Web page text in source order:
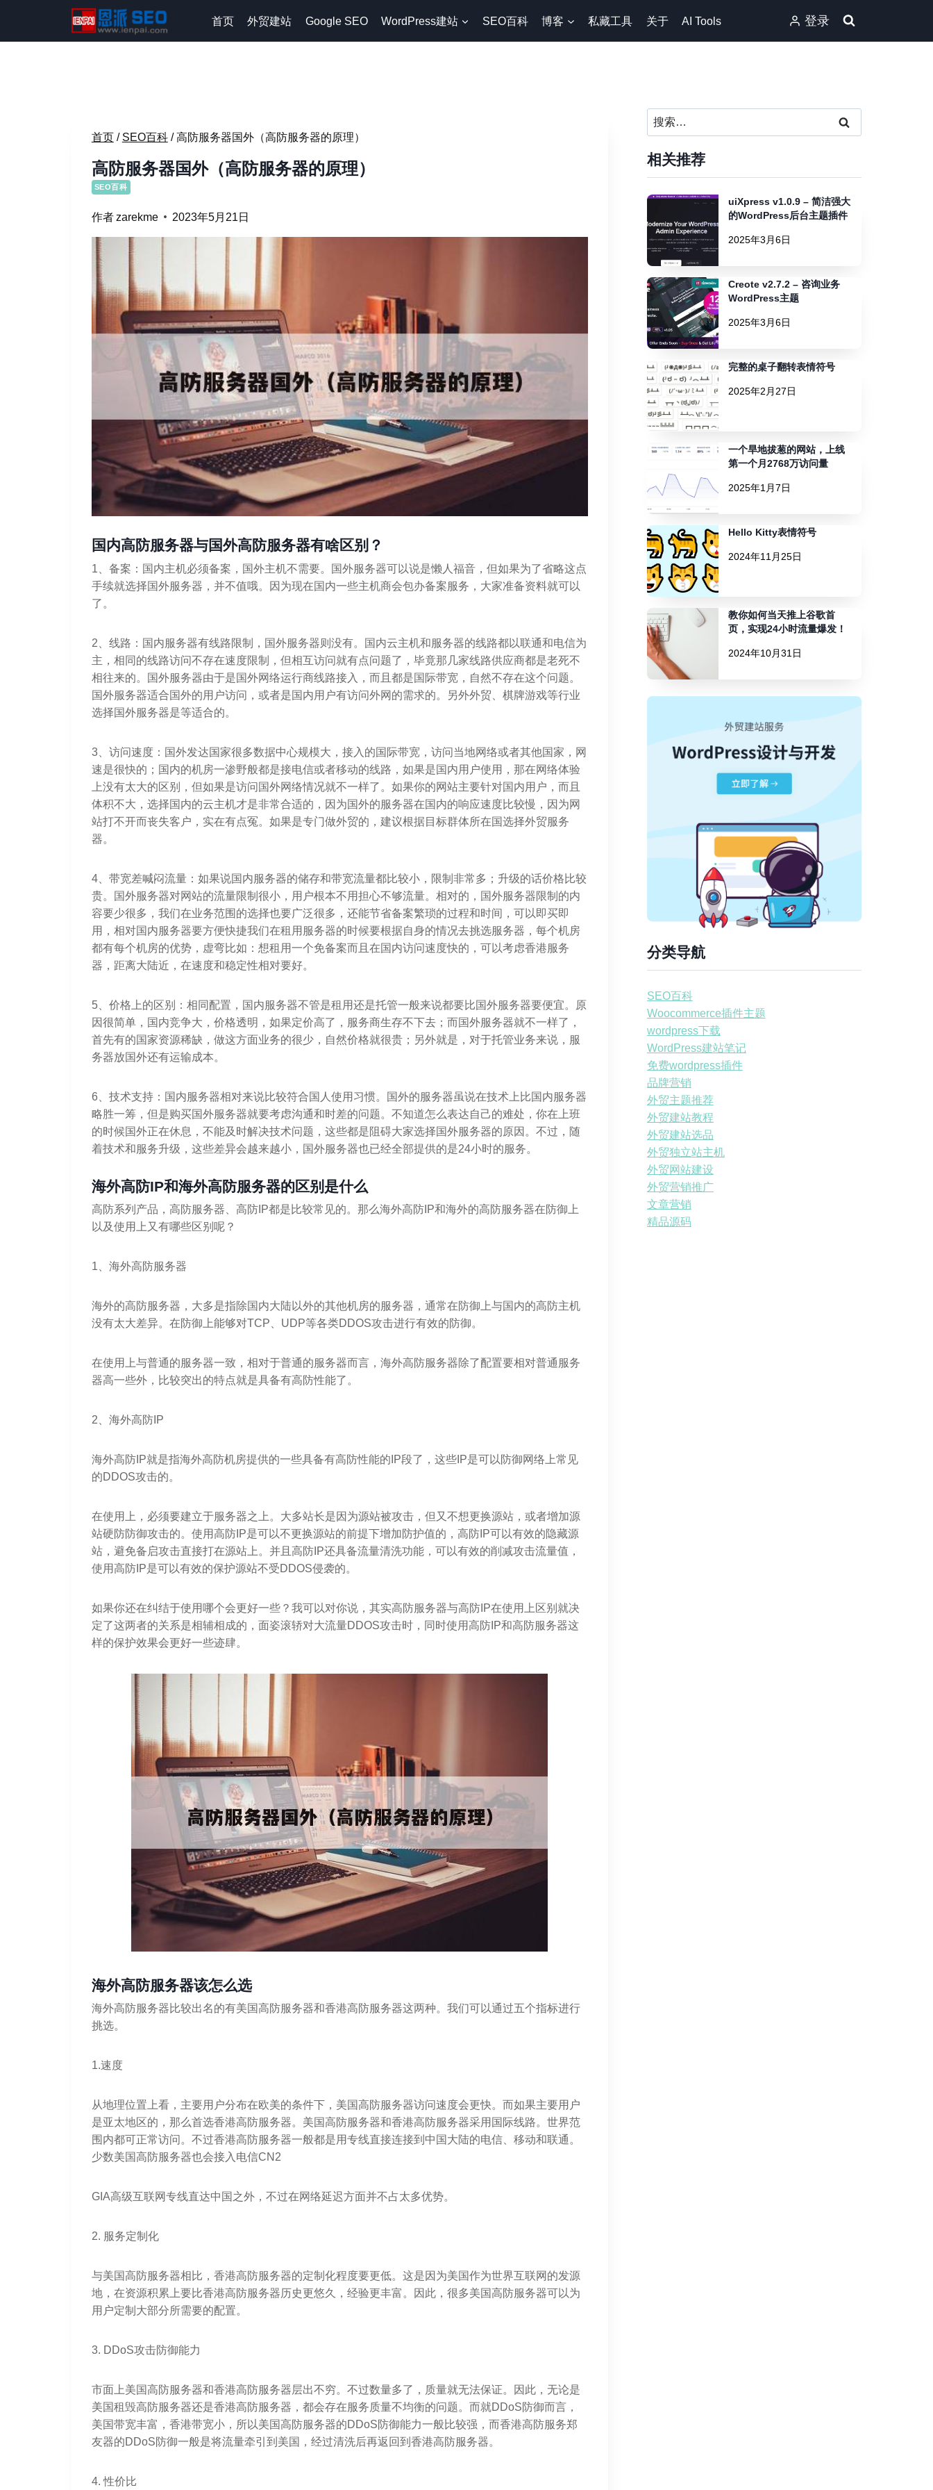
内
首页 外贸建站 Google SEO WordPress建站 SEO百科 博客 私藏工具 关于 AI Tools 登录
首页 / SEO百科 / 高防服务器国外（高防服务器的原理）
高防服务器国外（高防服务器的原理）
SEO百科
作者zarekme 2023年5月21日
国内高防服务器与国外高防服务器有啥区别？
1、备案：国内主机必须备案，国外主机不需要。国外服务器可以说是懒人福音，但如果为了省略这点
手续就选择国外服务器，并不值哦。因为现在国内一些主机商会包办备案服务，大家准备资料就可以
了。
2、线路：国内服务器有线路限制，国外服务器则没有。国内云主机和服务器的线路都以联通和电信为
主，相同的线路访问不存在速度限制，但相互访问就有点问题了，毕竟那几家线路供应商都是老死不
相往来的。国外服务器由于是国外网络运行商线路接入，而且都是国际带宽，自然不存在这个问题。
国外服务器适合国外的用户访问，或者是国内用户有访问外网的需求的。另外外贸、棋牌游戏等行业
选择国外服务器是等适合的。
3、访问速度：国外发达国家很多数据中心规模大，接入的国际带宽，访问当地网络或者其他国家，网
速是很快的；国内的机房一渗野般都是接电信或者移动的线路，如果是国内用户使用，那在网络体验
上没有太大的区别，但如果是访问国外网络情况就不一样了。如果你的网站主要针对国内用户，而且
体积不大，选择国内的云主机才是非常合适的，因为国外的服务器在国内的响应速度比较慢，因为网
站打不开而丧失客户，实在有点冤。如果是专门做外贸的，建议根据目标群体所在国选择外贸服务
器。
4、带宽差喊闷流量：如果说国内服务器的储存和带宽流量都比较小，限制非常多；升级的话价格比较
贵。国外服务器对网站的流量限制很小，用户根本不用担心不够流量。相对的，国外服务器限制的内
容要少很多，我们在业务范围的选择也要广泛很多，还能节省备案繁琐的过程和时间，可以即买即
用，相对国内服务器要方便快捷我们在租用服务器的时候要根据自身的情况去挑选服务器，每个机房
都有每个机房的优势，虚弯比如：想租用一个免备案而且在国内访问速度快的，可以考虑香港服务
器，距离大陆近，在速度和稳定性相对要好。
5、价格上的区别：相同配置，国内服务器不管是租用还是托管一般来说都要比国外服务器要便宜。原
因很简单，国内竞争大，价格透明，如果定价高了，服务商生存不下去；而国外服务器就不一样了，
首先有的国家资源稀缺，做这方面业务的很少，自然价格就很贵；另外就是，对于托管业务来说，服
务器放国外还有运输成本。
6、技术支持：国内服务器相对来说比较符合国人使用习惯。国外的服务器虽说在技术上比国内服务器
略胜一筹，但是购买国外服务器就要考虑沟通和时差的问题。不知道怎么表达自己的难处，你在上班
的时候国外正在休息，不能及时解决技术问题，这些都是阻碍大家选择国外服务器的原因。不过，随
着技术和服务升级，这些差异会越来越小，国外服务器也已经全部提供的是24小时的服务。
海外高防IP和海外高防服务器的区别是什么
高防系列产品，高防服务器、高防IP都是比较常见的。那么海外高防IP和海外的高防服务器在防御上
以及使用上又有哪些区别呢？
1、海外高防服务器
海外的高防服务器，大多是指除国内大陆以外的其他机房的服务器，通常在防御上与国内的高防主机
没有太大差异。在防御上能够对TCP、UDP等各类DDOS攻击进行有效的防御。
在使用上与普通的服务器一致，相对于普通的服务器而言，海外高防服务器除了配置要相对普通服务
器高一些外，比较突出的特点就是具备有高防性能了。
2、海外高防IP
海外高防IP就是指海外高防机房提供的一些具备有高防性能的IP段了，这些IP是可以防御网络上常见
的DDOS攻击的。
在使用上，必须要建立于服务器之上。大多站长是因为源站被攻击，但又不想更换源站，或者增加源
站硬防防御攻击的。使用高防IP是可以不更换源站的前提下增加防护值的，高防IP可以有效的隐藏源
站，避免备启攻击直接打在源站上。并且高防IP还具备流量清洗功能，可以有效的削减攻击流量值，
使用高防IP是可以有效的保护源站不受DDOS侵袭的。
如果你还在纠结于使用哪个会更好一些？我可以对你说，其实高防服务器与高防IP在使用上区别就决
定了这两者的关系是相辅相成的，面姿滚轿对大流量DDOS攻击时，同时使用高防IP和高防服务器这
样的保护效果会更好一些迹肆。
海外高防服务器该怎么选
海外高防服务器比较出名的有美国高防服务器和香港高防服务器这两种。我们可以通过五个指标进行
挑选。
1.速度
从地理位置上看，主要用户分布在欧美的条件下，美国高防服务器访问速度会更快。而如果主要用户
是亚太地区的，那么首选香港高防服务器。美国高防服务器和香港高防服务器采用国际线路。世界范
围内都可正常访问。不过香港高防服务器一般都是用专线直接连接到中国大陆的电信、移动和联通。
少数美国高防服务器也会接入电信CN2
GIA高级互联网专线直达中国之外，不过在网络延迟方面并不占太多优势。
2. 服务定制化
与美国高防服务器相比，香港高防服务器的定制化程度要更低。这是因为美国作为世界互联网的发源
地，在资源积累上要比香港高防服务器历史更悠久，经验更丰富。因此，很多美国高防服务器可以为
用户定制大部分所需要的配置。
3. DDoS攻击防御能力
市面上美国高防服务器和香港高防服务器层出不穷。不过数量多了，质量就无法保证。因此，无论是
美国租毁高防服务器还是香港高防服务器，都会存在服务质量不均衡的问题。而就DDoS防御而言，
美国带宽丰富，香港带宽小，所以美国高防服务器的DDoS防御能力一般比较强，而香港高防服务郑
友器的DDoS防御一般是将流量牵引到美国，经过清洗后再返回到香港高防服务器。
4. 性价比
搜
索：
相关推荐
uiXpress v1.0.9 – 简洁强大
的WordPress后台主题插件
2025年3月6日
Creote v2.7.2 – 咨询业务
WordPress主题
2025年3月6日
完整的桌子翻转表情符号
2025年2月27日
一个旱地拔葱的网站，上线
第一个月2768万访问量
2025年1月7日
Hello Kitty表情符号
2024年11月25日
教你如何当天推上谷歌首
页，实现24小时流量爆发！
2024年10月31日
分类导航
SEO百科
Woocommerce插件主题
wordpress下载
WordPress建站笔记
免费wordpress插件
品牌营销
外贸主题推荐
外贸建站教程
外贸建站选品
外贸独立站主机
外贸网站建设
外贸营销推广
文章营销
精品源码